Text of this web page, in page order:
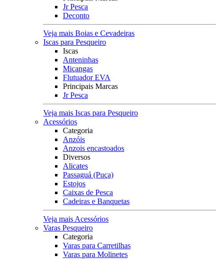
Jr Pesca
Deconto
Veja mais Boias e Cevadeiras
Iscas para Pesqueiro
Iscas
Anteninhas
Miçangas
Flutuador EVA
Principais Marcas
Jr Pesca
Veja mais Iscas para Pesqueiro
Acessórios
Categoria
Anzóis
Anzois encastoados
Diversos
Alicates
Passaguá (Puça)
Estojos
Caixas de Pesca
Cadeiras e Banquetas
Veja mais Acessórios
Varas Pesqueiro
Categoria
Varas para Carretilhas
Varas para Molinetes